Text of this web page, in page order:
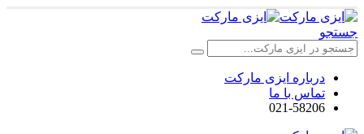
جستجو
درباره ایزی مارکت
تماس با ما
021-58206